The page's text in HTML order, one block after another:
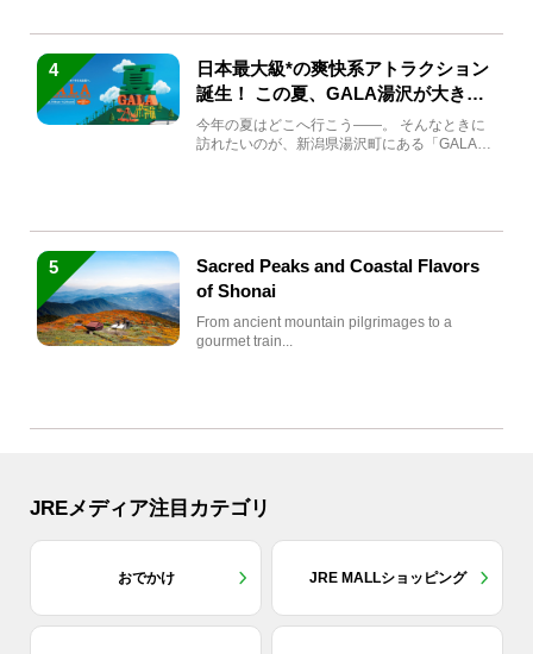
4
日本最大級*の爽快系アトラクション
誕生！ この夏、GALA湯沢が大きく
生まれ変わる
今年の夏はどこへ行こう――。 そんなときに
訪れたいのが、新潟県湯沢町にある「GALA湯
5
Sacred Peaks and Coastal Flavors
of Shonai
From ancient mountain pilgrimages to a
gourmet train...
JREメディア注目カテゴリ
おでかけ JRE MALLショッピング